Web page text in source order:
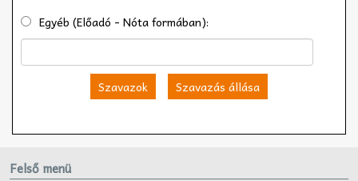
Egyéb (Előadó - Nóta formában):
Szavazok Szavazás állása
Felső menü